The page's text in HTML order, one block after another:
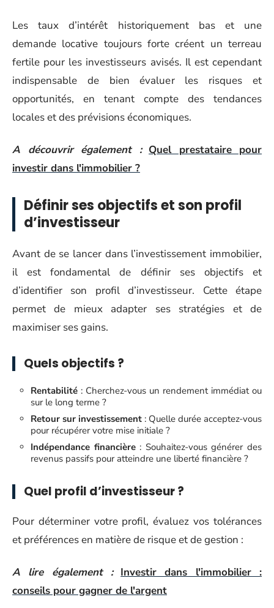
Les taux d’intérêt historiquement bas et une
demande locative toujours forte créent un terreau
fertile pour les investisseurs avisés. Il est cependant
indispensable de bien évaluer les risques et
opportunités, en tenant compte des tendances
locales et des prévisions économiques.
A découvrir également : Quel prestataire pour
investir dans l'immobilier ?
Définir ses objectifs et son profil
d’investisseur
Avant de se lancer dans l’investissement immobilier,
il est fondamental de définir ses objectifs et
d’identifier son profil d’investisseur. Cette étape
permet de mieux adapter ses stratégies et de
maximiser ses gains.
Quels objectifs ?
Rentabilité : Cherchez-vous un rendement immédiat ou
sur le long terme ?
Retour sur investissement : Quelle durée acceptez-vous
pour récupérer votre mise initiale ?
Indépendance financière: Souhaitez-vous générer des
revenus passifs pour atteindre une liberté financière ?
Quel profil d’investisseur ?
Pour déterminer votre profil, évaluez vos tolérances
et préférences en matière de risque et de gestion :
A lire également : Investir dans l'immobilier :
conseils pour gagner de l'argent